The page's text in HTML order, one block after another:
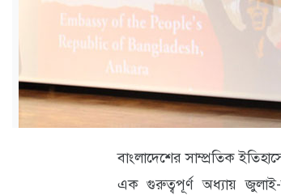
ক্যারিয়ার
লাইফস্টাইল
বাংলাদেশের সাম্প্রতিক
এক গুরুত্বপূর্ণ অধ্যায় জুলাই-